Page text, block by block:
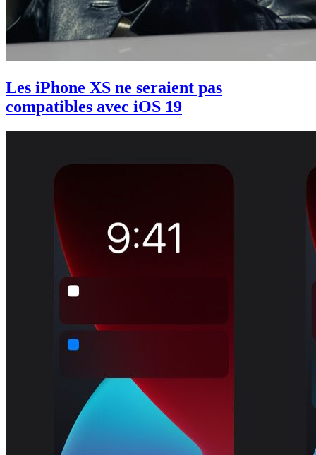
Les iPhone XS ne seraient pas
compatibles avec iOS 19